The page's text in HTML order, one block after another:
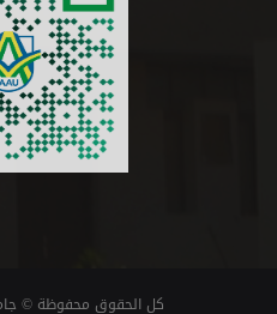
كل الحقوق محفوظة © جامعة